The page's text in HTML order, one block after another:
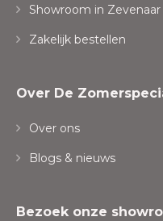
Showroom in Zevenaar
Zakelijk bestellen
Over De
Over ons
Blogs & nieuws
Bezoek onze